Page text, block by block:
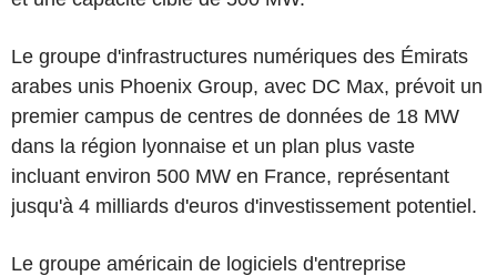
Le groupe d'infrastructures numériques des Émirats
arabes unis Phoenix Group, avec DC Max, prévoit un
premier campus de centres de données de 18 MW
dans la région lyonnaise et un plan plus vaste
incluant environ 500 MW en France, représentant
jusqu'à 4 milliards d'euros d'investissement potentiel.
Le groupe américain de logiciels d'entreprise